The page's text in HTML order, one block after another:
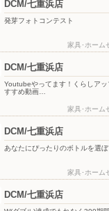
さま限定】特別
ンペーン
イボポイ
ィケア、
DCM/七重浜店
発芽フォトコンテスト
家具･ホーム
DCM/七重浜店
Youtubeやってます！くらしアッ
すすめ動画…
家具･ホーム
DCM/七重浜店
あなたにぴったりのボトルを選ぼ
家具･ホーム
DCM/七重浜店